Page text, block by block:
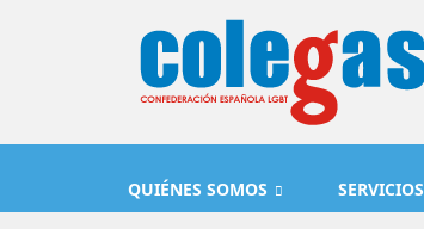
QUIÉNES SOMOS SERVICIOS